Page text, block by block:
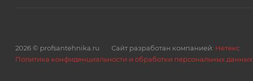
2026 © profsantehnika.ru Сайт разработан компанией: Нетекс
Политика конфиденциальности и обработки персональных данных